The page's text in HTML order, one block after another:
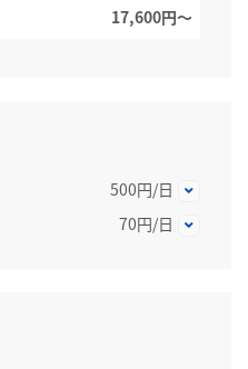
17,600円〜
500円/日
70円/日